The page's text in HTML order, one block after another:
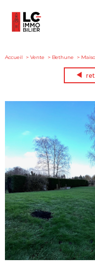
Accueil Vente Bethune